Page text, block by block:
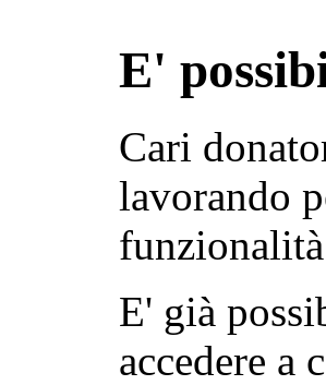
E'
Cari
lavorando
E' già
accedere a